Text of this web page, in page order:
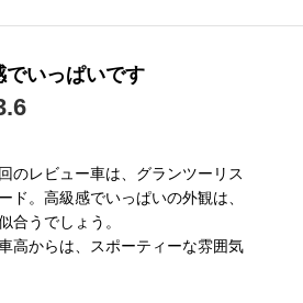
いっぱいです
のレビュー車は、グランツーリス
。高級感でいっぱいの外観は、
合うでしょう。
高からは、スポーティーな雰囲気